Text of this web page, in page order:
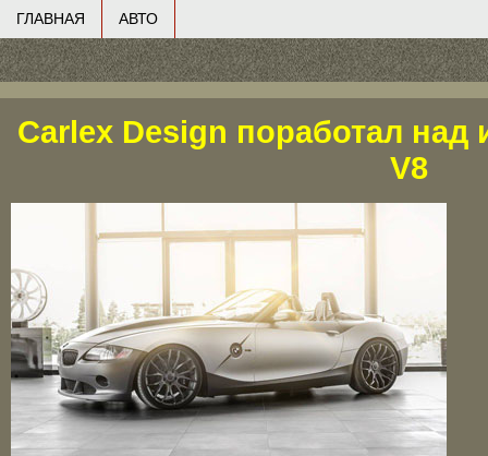
ГЛАВНАЯ АВТО
Carlex Design поработал над
V8